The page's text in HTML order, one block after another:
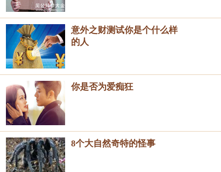
意外之财测试你是个什么样
的人
你是否为爱痴狂
8个大自然奇特的怪事